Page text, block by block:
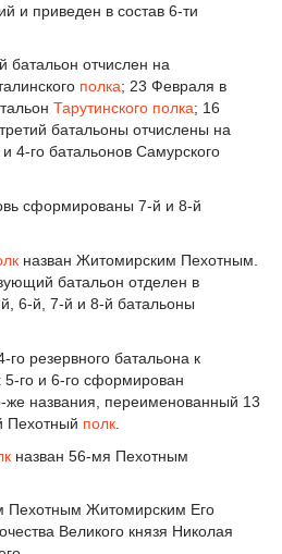
и приведен в состав 6-ти
батальон отчислен на
полка; 23 Февраля в
Тарутинского полка; 16
батальоны отчислены на
4-го батальонов Самурского
сформированы 7-й и 8-й
назван Житомирским Пехотным.
батальон отделен в
6-й, 7-й и 8-й батальоны
го резервного батальона к
5-го и 6-го сформирован
же названия, переименованный 13
Пехотный полк
назван 56-мя Пехотным
Пехотным Житомирским Его
Великого князя Николая